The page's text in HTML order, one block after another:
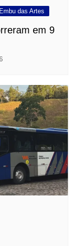
Embu das Artes
em 9